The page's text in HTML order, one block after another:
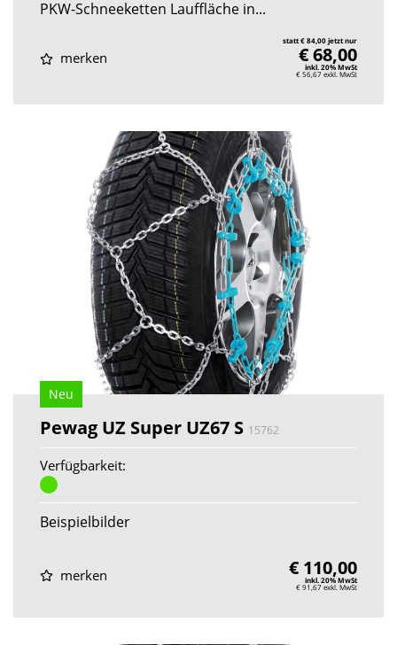
PKW-Schneeketten Lauffläche in...
merken
statt € 84,00 jetzt nur
€ 68,00
inkl. 20% MwSt
€ 56,67exkl. MwSt
Neu
Pewag UZ Super UZ67 S 15762
Verfügbarkeit:
Beispielbilder
merken € 110,00
inkl. 20% MwSt
€ 91,67exkl. MwSt